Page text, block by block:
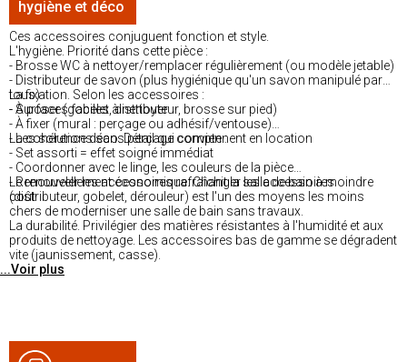
hygiène et déco
Ces accessoires conjuguent fonction et style.
L'hygiène. Priorité dans cette pièce :
- Brosse WC à nettoyer/remplacer régulièrement (ou modèle jetable)
- Distributeur de savon (plus hygiénique qu'un savon manipulé par
tous)
- Surfaces faciles à nettoyer
La fixation. Selon les accessoires :
- À poser (gobelet, distributeur, brosse sur pied)
- À fixer (mural : perçage ou adhésif/ventouse)
- Les solutions sans perçage conviennent en location
La cohérence déco. Détail qui compte :
- Set assorti = effet soigné immédiat
- Coordonner avec le linge, les couleurs de la pièce
- Renouveler les accessoires rafraîchit la salle de bain à moindre
coût
Le renouvellement économique. Changer les accessoires
(distributeur, gobelet, dérouleur) est l'un des moyens les moins
chers de moderniser une salle de bain sans travaux.
La durabilité. Privilégier des matières résistantes à l'humidité et aux
produits de nettoyage. Les accessoires bas de gamme se dégradent
vite (jaunissement, casse).
...Voir plus